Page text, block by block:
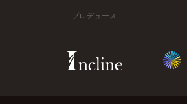
プロデュース